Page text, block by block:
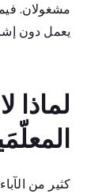
مشغولان.
يعمل دون
لماذا
كثير من